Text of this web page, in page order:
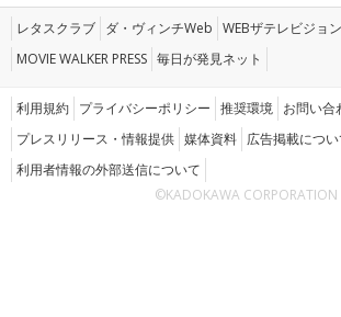
レタスクラブ ダ・ヴィンチWeb WEBザテレビジョン
MOVIE WALKER PRESS 毎日が発見ネット
利用規約 プライバシーポリシー 推奨環境 お問い合
プレスリリース・情報提供 媒体資料 広告掲載につい
利用者情報の外部送信について
©KADOKAWA CORPORATION